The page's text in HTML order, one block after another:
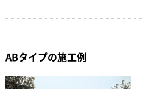
ABタイプの施工例